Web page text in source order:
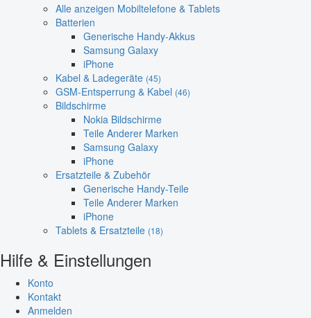
Alle anzeigen Mobiltelefone & Tablets
Batterien
Generische Handy-Akkus
Samsung Galaxy
iPhone
Kabel & Ladegeräte (45)
GSM-Entsperrung & Kabel (46)
Bildschirme
Nokia Bildschirme
Teile Anderer Marken
Samsung Galaxy
iPhone
Ersatzteile & Zubehör
Generische Handy-Teile
Teile Anderer Marken
iPhone
Tablets & Ersatzteile (18)
Hilfe & Einstellungen
Konto
Kontakt
Anmelden